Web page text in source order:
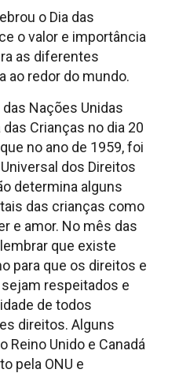
o Dia das
o valor e importância
as diferentes
ao redor do mundo.
Nações Unidas
Crianças no dia 20
no ano de 1959, foi
dos Direitos
determina alguns
das crianças como
e amor. No mês das
que existe
para que os direitos e
respeitados e
de todos
direitos. Alguns
Reino Unido e Canadá
pela ONU e